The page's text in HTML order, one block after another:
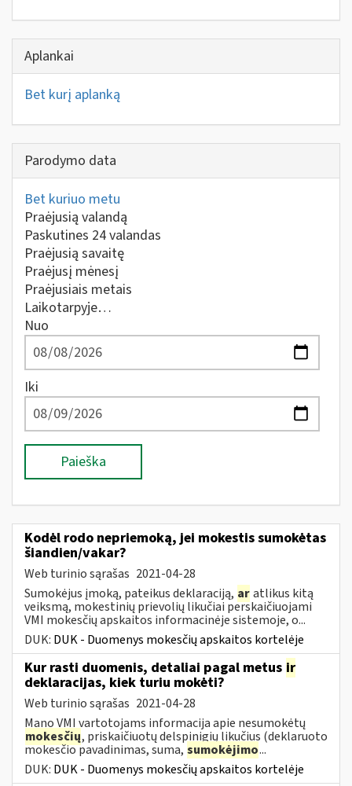
Aplankai
Bet kurį aplanką
Parodymo data
Bet kuriuo metu
Praėjusią valandą
Paskutines 24 valandas
Praėjusią savaitę
Praėjusį mėnesį
Praėjusiais metais
Laikotarpyje…
Nuo
Iki
Paieška
Kodėl rodo nepriemoką, jei mokestis sumokėtas
šiandien/vakar?
Web turinio sąrašas 2021-04-28
Sumokėjus įmoką, pateikus deklaraciją, aratlikus kitą
veiksmą, mokestinių prievolių likučiai perskaičiuojami
VMI mokesčių apskaitos informacinėje sistemoje, o...
DUK: DUK - Duomenys mokesčių apskaitos kortelėje
Kur rasti duomenis, detaliai pagal metus ir
deklaracijas, kiek turiu mokėti?
Web turinio sąrašas 2021-04-28
Mano VMI vartotojams informacija apie nesumokėtų
mokesčių, priskaičiuotų delspinigių likučius (deklaruoto
mokesčio pavadinimas, suma, sumokėjimo...
DUK: DUK - Duomenys mokesčių apskaitos kortelėje